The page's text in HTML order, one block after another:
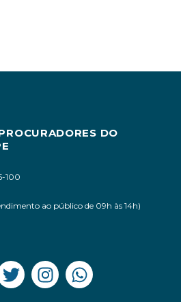
DO
100
ao público de 09h às 14h)